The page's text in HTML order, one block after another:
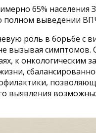
65%
выведении
роль в борьбе
вызывая
к
выявления